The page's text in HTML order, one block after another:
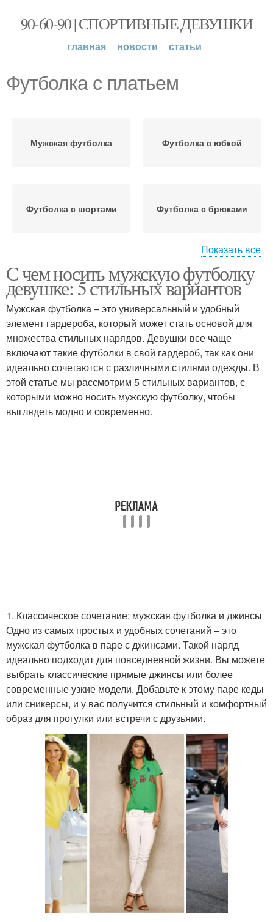
90-60-90 | СПОРТИВНЫЕ ДЕВУШКИ
главная новости статьи
Футболка с платьем
Мужская футболка Футболка с юбкой
Футболка с шортами Футболка с брюками
Футболка с леггинсами
Футболка в женском
стиле
Футболка на работу Футболка на свидание
Футболка в спортивном
стиле
Футболка для
Показать все
С чем носить мужскую футболку
девушке: 5 стильных вариантов
Мужская футболка – это универсальный и удобный
элемент гардероба, который может стать основой для
множества стильных нарядов. Девушки все чаще
включают такие футболки в свой гардероб, так как они
идеально сочетаются с различными стилями одежды. В
этой статье мы рассмотрим 5 стильных вариантов, с
которыми можно носить мужскую футболку, чтобы
выглядеть модно и современно.
1. Классическое сочетание: мужская футболка и джинсы
Одно из самых простых и удобных сочетаний – это
мужская футболка в паре с джинсами. Такой наряд
идеально подходит для повседневной жизни. Вы можете
выбрать классические прямые джинсы или более
современные узкие модели. Добавьте к этому паре кеды
или сникерсы, и у вас получится стильный и комфортный
образ для прогулки или встречи с друзьями.